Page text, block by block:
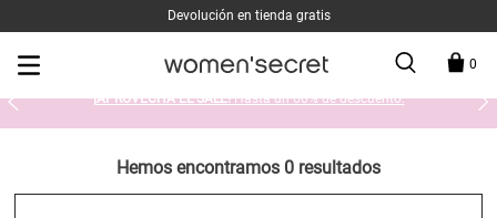
Devolución en tienda gratis
0
¡APROVECHA EL SALE!Hasta un 60% de descuento.
Hemos encontramos 0 resultados